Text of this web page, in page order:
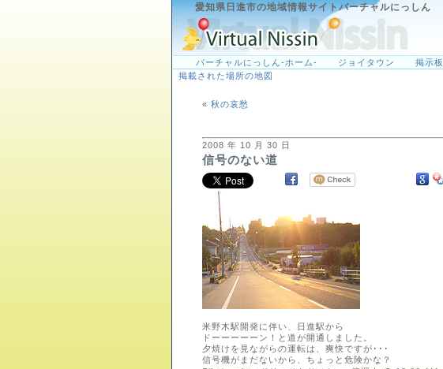
愛知県日進市の地域情報サイトバーチャルにっしん
バーチャルにっしん-ホーム- ジョイタウン
掲示板
掲載された場所の地図
« 秋の哀愁
2008 年 10 月 30 日
信号のない道
米野木駅開発に伴い、日進駅から
ドーーーーーン！と道が開通しました。
夕焼けを見ながらの運転は、爽快ですが･･･
信号機がまだないから、ちょっと危険かな？